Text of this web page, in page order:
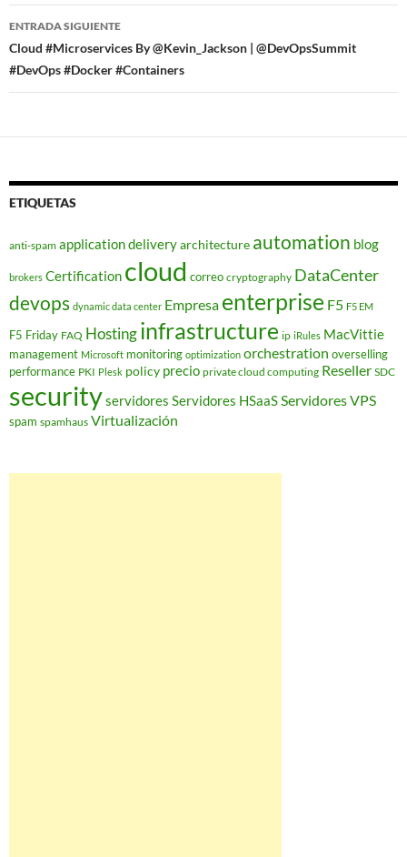
ENTRADA SIGUIENTE
Cloud #Microservices By @Kevin_Jackson | @DevOpsSummit
#DevOps #Docker #Containers
ETIQUETAS
anti-spam application deliveryarchitecture automation blog
brokers Certification cloud correo cryptography DataCenter
devops dynamic data center Empresa enterprise F5 F5 EM
F5 Friday FAQ Hostinginfrastructure ip iRules MacVittie
management Microsoft monitoring optimization orchestration overselling
performance PKI Plesk policy precio private cloud computing Reseller SDC
securityservidores Servidores HSaaSServidores VPS
spam spamhaus Virtualización